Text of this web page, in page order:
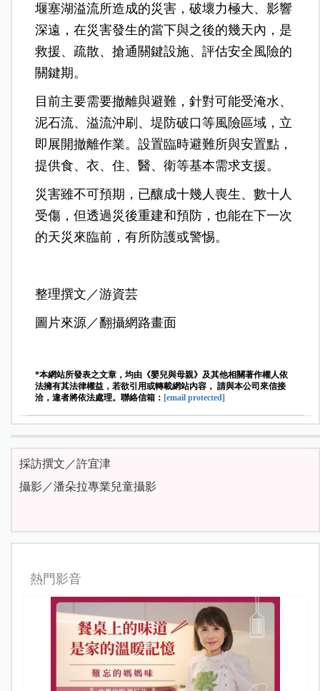
堰塞湖溢流所造成的災害，破壞力極大、影響
深遠，在災害發生的當下與之後的幾天內，是
救援、疏散、搶通關鍵設施、評估安全風險的
關鍵期。
目前主要需要撤離與避難，針對可能受淹水、
泥石流、溢流沖刷、堤防破口等風險區域，立
即展開撤離作業。設置臨時避難所與安置點，
提供食、衣、住、醫、衛等基本需求支援。
災害雖不可預期，已釀成十幾人喪生、數十人
受傷，但透過災後重建和預防，也能在下一次
的天災來臨前，有所防護或警惕。
整理撰文／游資芸
圖片來源／翻攝網路畫面
*本網站所發表之文章，均由《嬰兒與母親》及其他相關著作權人依
法擁有其法律權益，若欲引用或轉載網站內容， 請與本公司來信接
洽，違者將依法處理。聯絡信箱： [email protected]
採訪撰文／許宜津
攝影／潘朵拉專業兒童攝影
熱門影音